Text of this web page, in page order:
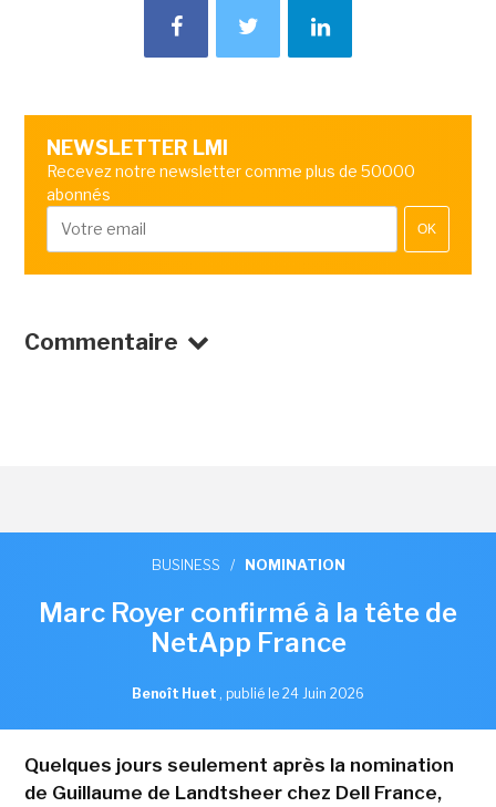
NEWSLETTER LMI
Recevez notre newsletter comme plus de 50000
abonnés
OK
Commentaire
BUSINESS / NOMINATION
Marc Royer confirmé à la tête de
NetApp France
Benoît Huet , publié le 24 Juin 2026
Quelques jours seulement après la nomination
de Guillaume de Landtsheer chez Dell France,